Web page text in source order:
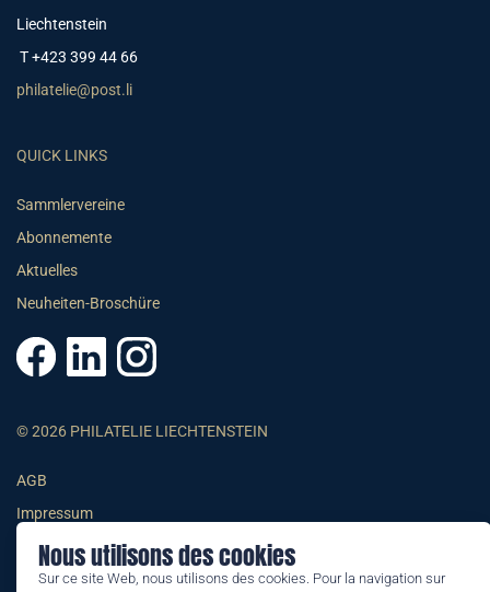
Nous utilisons des cookies
Sur ce site Web, nous utilisons des cookies. Pour la navigation sur
Liechtenstein
T +423 399 44 66
philatelie@post.li
QUICK LINKS
Sammlervereine
Abonnemente
Aktuelles
Neuheiten-Broschüre
© 2026 PHILATELIE LIECHTENSTEIN
AGB
Impressum
Datenschutzerklärung